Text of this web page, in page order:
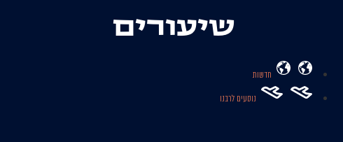
שיעורים
חדשות
נוסעים לרבנו